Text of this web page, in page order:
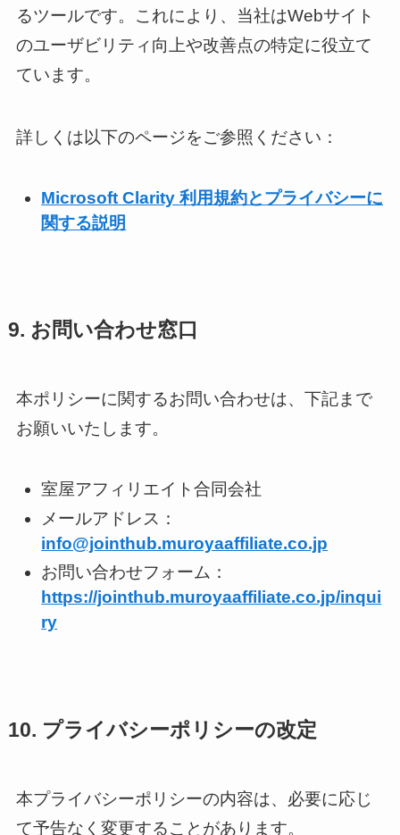
るツールです。これにより、当社はWebサイト
のユーザビリティ向上や改善点の特定に役立て
ています。
詳しくは以下のページをご参照ください：
Microsoft Clarity 利用規約とプライバシーに
関する説明
9. お問い合わせ窓口
本ポリシーに関するお問い合わせは、下記まで
お願いいたします。
室屋アフィリエイト合同会社
メールアドレス：
info@jointhub.muroyaaffiliate.co.jp
お問い合わせフォーム：
https://jointhub.muroyaaffiliate.co.jp/inqui
ry
10. プライバシーポリシーの改定
本プライバシーポリシーの内容は、必要に応じ
て予告なく変更することがあります。